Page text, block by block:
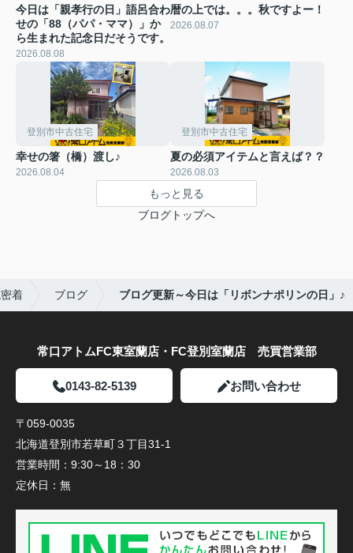
今日は「親孝行の日」語呂合わ
せの「88（パパ・ママ）」か
ら生まれた記念日だそうです。
2026.08.08
暦の上では。。。秋ですよー！
2026.08.07
登別市中古住宅
幸せの箸（橋）渡し♪
2026.08.04
登別市中古住宅
夏の必須アイテムと言えば？？
2026.08.03
もっと見る
ブログトップへ
着 ブログ ブログ更新～今日は「リボンナポリンの日」♪
常口アトムFC東室蘭店・FC登別室蘭店 売買営業部
0143-82-5139 お問い合わせ
〒059-0035
北海道登別市若草町３丁目31-1
営業時間： 9:30～18：30
定休日： 無